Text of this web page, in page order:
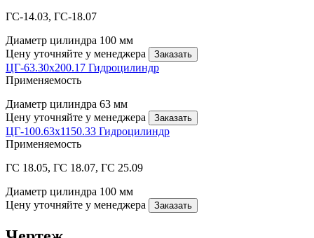
ГС-14.03, ГС-18.07
Диаметр цилиндра 100 мм
Цену уточняйте у менеджера
Заказать
ЦГ-63.30х200.17 Гидроцилиндр
Применяемость
Диаметр цилиндра 63 мм
Цену уточняйте у менеджера
Заказать
ЦГ-100.63х1150.33 Гидроцилиндр
Применяемость
ГС 18.05, ГС 18.07, ГС 25.09
Диаметр цилиндра 100 мм
Цену уточняйте у менеджера
Заказать